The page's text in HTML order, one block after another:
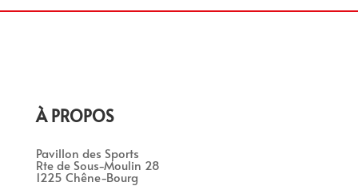
À PROPOS
Pavillon des Sports
Rte de Sous-Moulin 28
1225 Chêne-Bourg